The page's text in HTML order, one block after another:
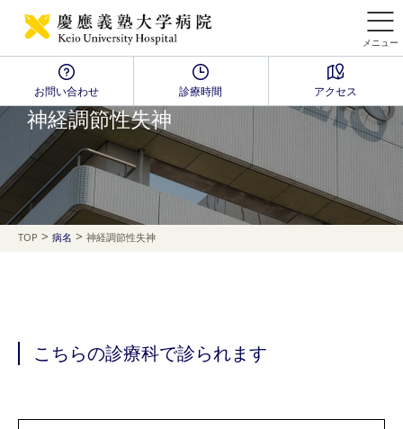
メニュー
お問い合わせ 診療時間 アクセス
Disease Name Search
神経調節性失神
TOP > 病名 > 神経調節性失神
こちらの診療科で診られます